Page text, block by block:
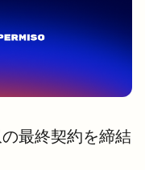
最終契約を締結